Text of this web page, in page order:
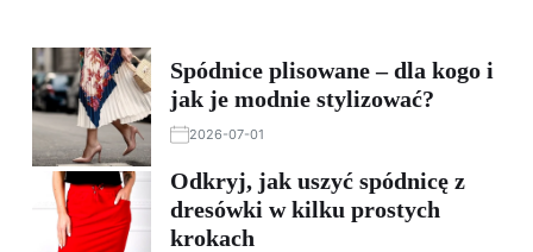
Spódnice plisowane – dla kogo i
jak je modnie stylizować?
2026-07-01
Odkryj, jak uszyć spódnicę z
dresówki w kilku prostych
krokach